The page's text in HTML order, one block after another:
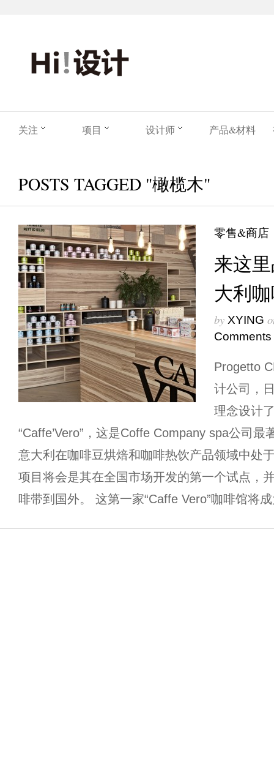
关注 项目 设计师 产品&材料
POSTS TAGGED "橄榄木"
零售&商店
来这
大利
by XYING
Comments
Progetto
计公司，
理念设计
“Caffe’Vero”，这是Coffe Company spa公司
意大利在咖啡豆烘焙和咖啡热饮产品领域中处
项目将会是其在全国市场开发的第一个试点，
啡带到国外。 这第一家“Caffe Vero”咖啡馆将